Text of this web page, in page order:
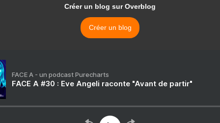
Créer un blog sur Overblog
Créer un blog
FACE A - un podcast Purecharts
FACE A #30 : Eve Angeli raconte "Avant de partir"